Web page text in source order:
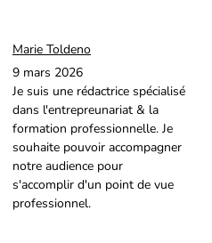
Marie Toldeno
9 mars 2026
Je suis une rédactrice spécialisé
dans l'entrepreunariat & la
formation professionnelle. Je
souhaite pouvoir accompagner
notre audience pour
s'accomplir d'un point de vue
professionnel.